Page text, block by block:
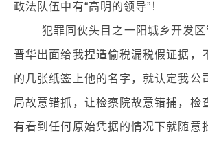
政法队伍中有“高明的领导”！
犯罪同伙头目之一阳城乡开发区
晋华出面给我捏造偷税漏税假证据，
的几张纸签上他的名字，就认定我公
局故意错抓，让检察院故意错捕，检
有看到任何原始凭据的情况下就随意